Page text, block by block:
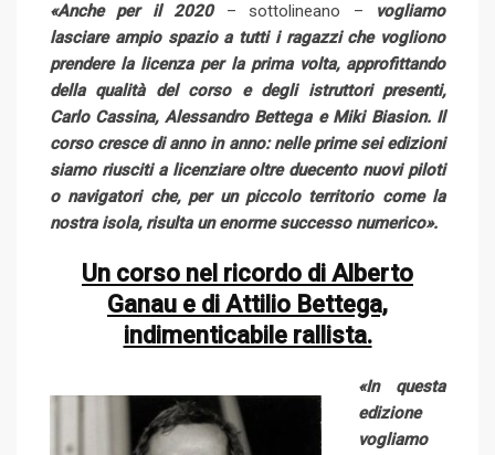
«Anche per il 2020– sottolineano – vogliamo
lasciare ampio spazio a tutti i ragazzi che vogliono
prendere la licenza per la prima volta, approfittando
della qualità del corso e degli istruttori presenti,
Carlo Cassina, Alessandro Bettega e Miki Biasion. Il
corso cresce di anno in anno: nelle prime sei edizioni
siamo riusciti a licenziare oltre duecento nuovi piloti
o navigatori che, per un piccolo territorio come la
nostra isola, risulta un enorme successo numerico».
Un corso nel ricordo di Alberto
Ganau e di Attilio Bettega,
indimenticabile rallista.
«In questa
edizione
vogliamo